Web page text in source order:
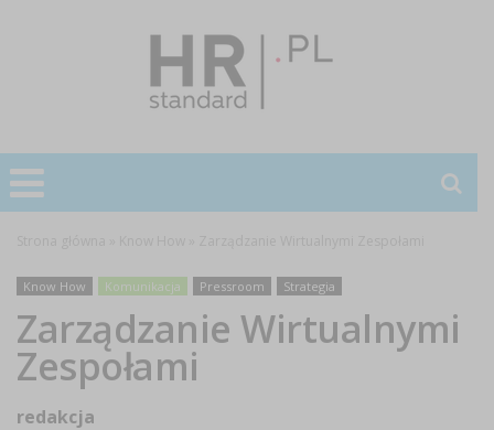
Know How Komunikacja Pressroom Strategia
Zarządzanie Wirtualnymi
Zespołami
redakcja